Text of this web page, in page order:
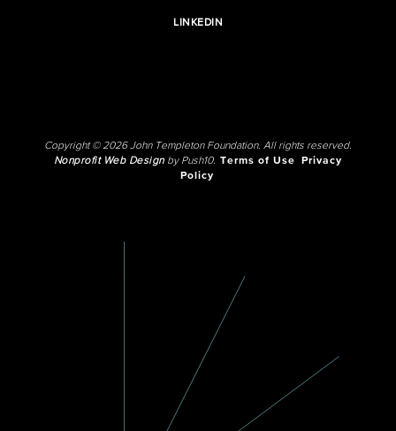
LINKEDIN
Copyright © 2026 John Templeton Foundation. All rights reserved.
Nonprofit Web Designby Push10. Terms of Use
Privacy
Policy